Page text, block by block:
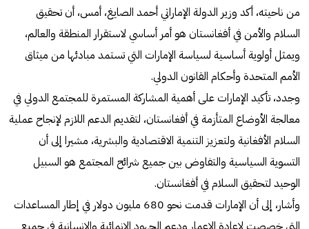
من ناحيته، أكد وزير الدولة الإماراتي أحمد الصايغ، أمس، أن تحقيق
السلام والأمن في أفغانستان هو أمر أساسي لاستقرار المنطقة والعالم،
ويمثل أولوية أساسية لسياسة الإمارات التي تستمد مبادئها من ميثاق
الأمم المتحدة وأحكام القانون الدولي.
وجدد، تأكيد الإمارات على أهمية المشاركة المستمرة للمجتمع الدولي في
معالجة الأوضاع المتأزمة في أفغانستان، لتقديم الدعم اللازم لإنجاح عملية
السلام الأفغانية ولتعزيز التنمية الاقتصادية والبشرية، مشيرا إلى أن
التسوية السياسية والتفاوض بين جميع شرائح المجتمع هو السبيل
الوحيد لتحقيق السلام في أفغانستان.
وأشار، إلى أن الإمارات قدمت نحو 680 مليون دولار في إطار المساعدات